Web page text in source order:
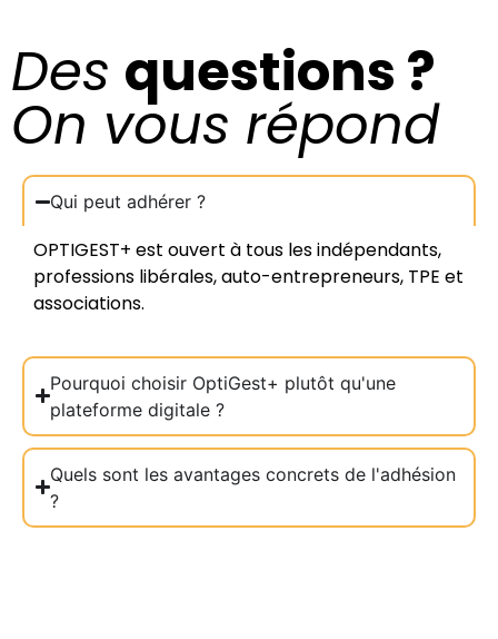
Des questions ?
On vous répond
Qui peut adhérer ?
OPTIGEST+ est ouvert à tous les indépendants,
professions libérales, auto-entrepreneurs, TPE et
associations.
Pourquoi choisir OptiGest+ plutôt qu'une
plateforme digitale ?
Quels sont les avantages concrets de l'adhésion
?